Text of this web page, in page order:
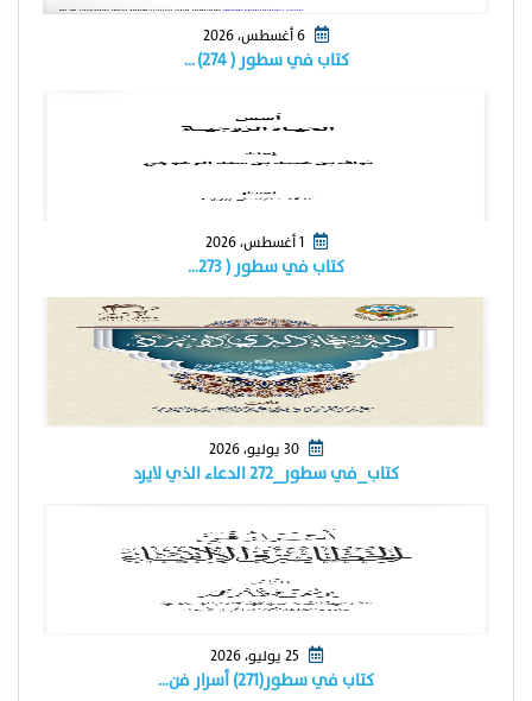
كتاب في سطور ( ٢٧٤) …
1 أغسطس، 2026
كتاب في سطور ( ٢٧٣…
كتاب_في سطور_٢٧٢ الدعاء الذي لايرد
كتاب في سطور(٢٧١) أسرار فن…